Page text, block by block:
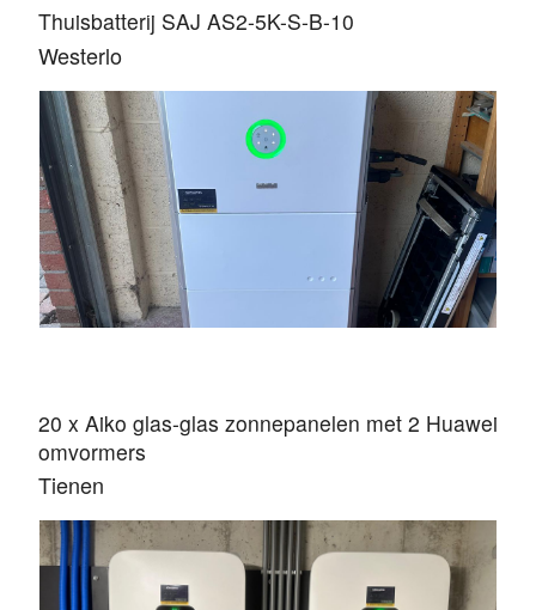
Thuisbatterij SAJ AS2-5K-S-B-10
Westerlo
20 x Aiko glas-glas zonnepanelen met 2 Huawei
omvormers
Tienen